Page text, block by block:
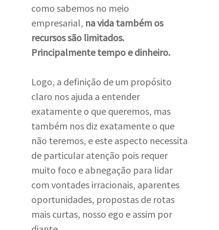
como sabemos no meio
empresarial, na vida também os
recursos são limitados.
Principalmente tempo e dinheiro.
Logo, a definição de um propósito
claro nos ajuda a entender
exatamente o que queremos, mas
também nos diz exatamente o que
não teremos, e este aspecto necessita
de particular atenção pois requer
muito foco e abnegação para lidar
com vontades irracionais, aparentes
oportunidades, propostas de rotas
mais curtas, nosso ego e assim por